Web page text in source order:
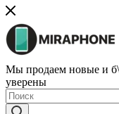
Мы продаем новые и
уверены